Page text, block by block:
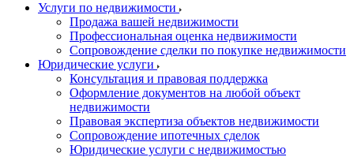
Услуги по недвижимости
Продажа вашей недвижимости
Профессиональная оценка недвижимости
Сопровождение сделки по покупке недвижимости
Юридические услуги
Консультация и правовая поддержка
Оформление документов на любой объект
недвижимости
Правовая экспертиза объектов недвижимости
Сопровождение ипотечных сделок
Юридические услуги с недвижимостью